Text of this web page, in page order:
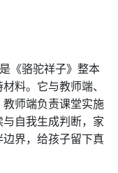
《骆驼祥子》整本
料。它与教师端、
师端负责课堂实施
自我生成判断，家
界，给孩子留下真